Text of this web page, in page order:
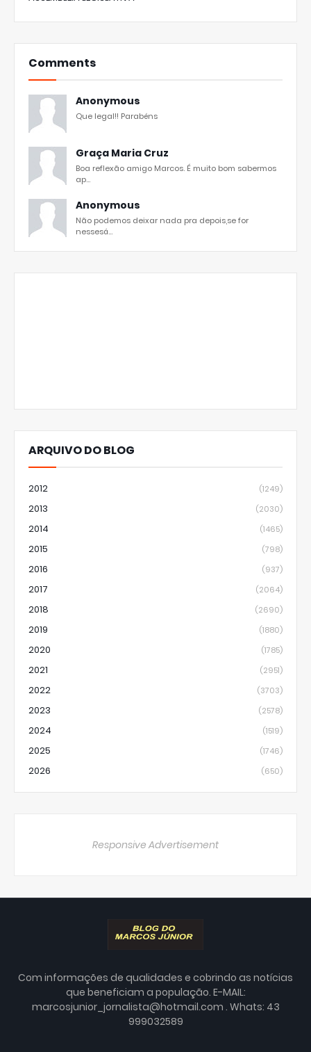
Comments
Anonymous
Que legal!! Parabéns
Graça Maria Cruz
Boa reflexão amigo Marcos. É muito bom sabermos
ap...
Anonymous
Não podemos deixar nada pra depois,se for
nessesá...
ARQUIVO DO BLOG
2012 (1249)
2013 (2030)
2014 (1465)
2015 (798)
2016 (937)
2017 (2064)
2018 (2690)
2019 (1880)
2020 (1785)
2021 (2951)
2022 (3703)
2023 (2578)
2024 (1519)
2025 (1746)
2026 (650)
Responsive Advertisement
Com informações de qualidades e cobrindo as notícias
que beneficiam a população. E-MAIL:
marcosjunior_jornalista@hotmail.com . Whats: 43
999032589